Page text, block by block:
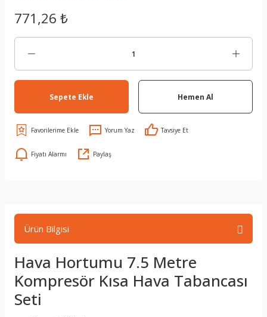
771,26 ₺
Sepete Ekle Hemen Al
Yorum Yaz Tavsiye Et
Fiyatı Alarmı Paylaş
Ürün Bilgisi
Hava Hortumu 7.5 Metre
Kompresör Kısa Hava Tabancası
Seti